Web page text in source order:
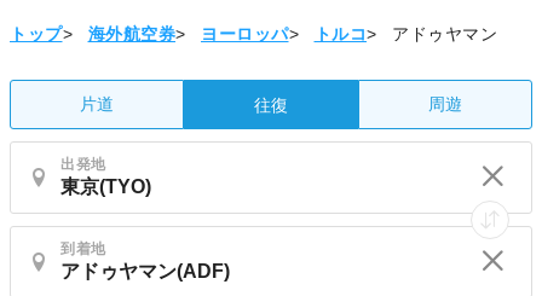
トップ> 海外航空券> ヨーロッパ> トルコ> アドゥヤマン
片道 往復 周遊
出発地
到着地